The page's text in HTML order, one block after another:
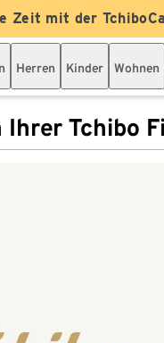
Zeit mit der
Herren Kinder Wohnen
Tchibo